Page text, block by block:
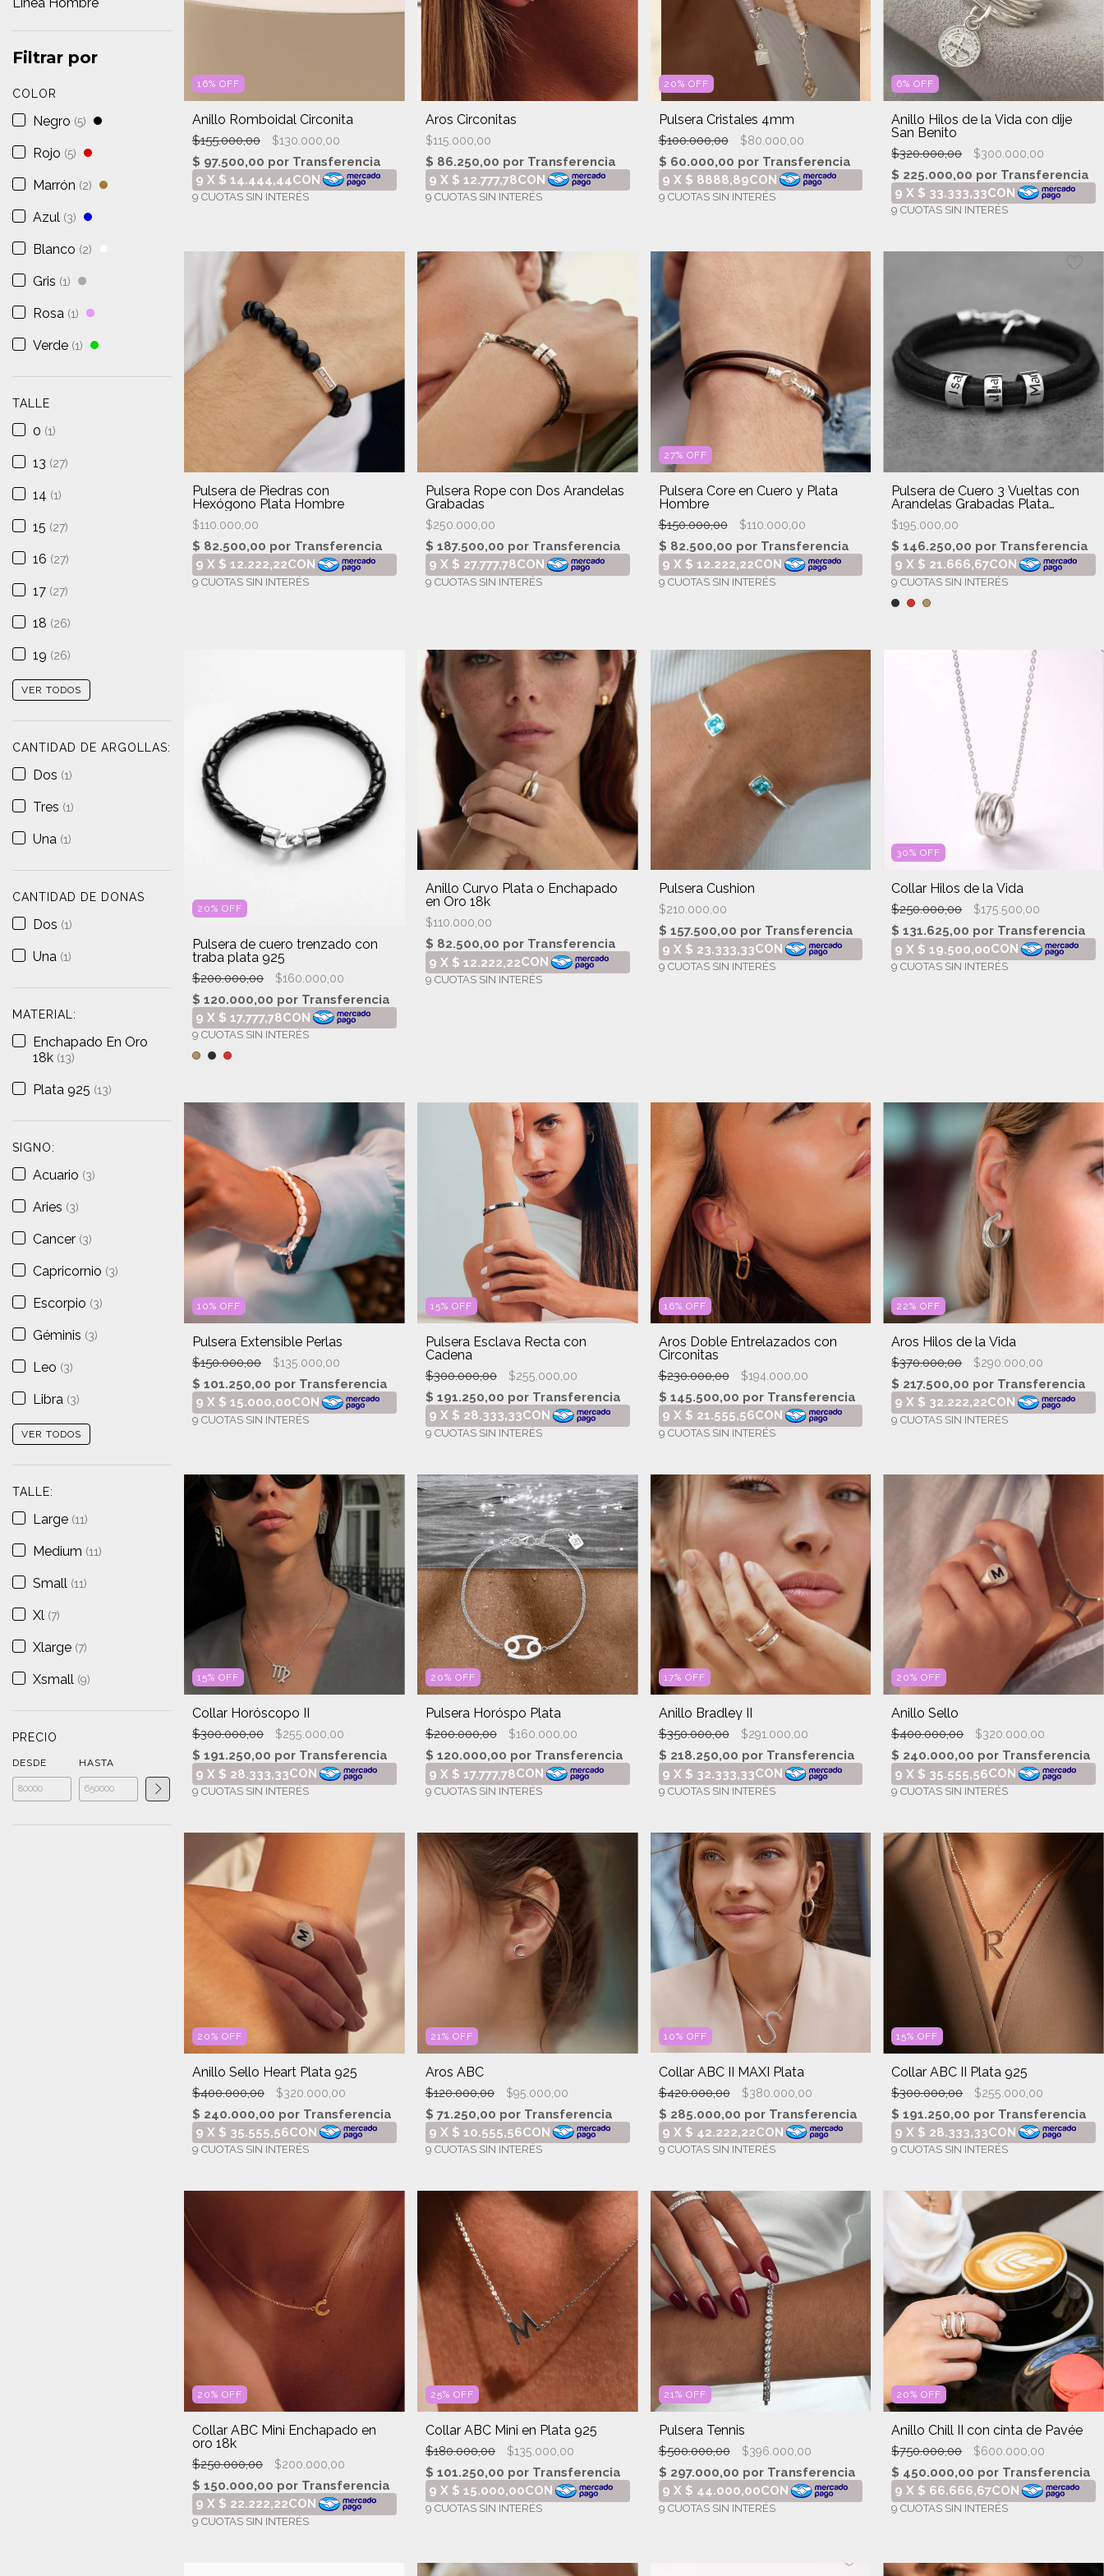
Filtrar por
COLOR
Negro (5)
Rojo (5)
Marrón (2)
Azul (3)
Blanco (2)
Gris (1)
Rosa (1)
Verde (1)
TALLE
0 (1)
13 (27)
14 (1)
15 (27)
16 (27)
17 (27)
18 (26)
19 (26)
VER TODOS
CANTIDAD DE ARGOLLAS:
Dos (1)
Tres (1)
Una (1)
CANTIDAD DE DONAS
Dos (1)
Una (1)
MATERIAL:
Enchapado En Oro
18k (13)
Plata 925 (13)
SIGNO:
Acuario (3)
Aries (3)
Cancer (3)
Capricornio (3)
Escorpio (3)
Géminis (3)
Leo (3)
Libra (3)
VER TODOS
TALLE:
Large (11)
Medium (11)
Small (11)
Xl (7)
Xlarge (7)
Xsmall (9)
PRECIO
DESDE HASTA
16% OFF
Anillo Romboidal Circonita
$155.000,00 $130.000,00
Aros Circonitas
$115.000,00
20% OFF
Pulsera Cristales 4mm
$100.000,00 $80.000,00
6%OFF
Anillo Hilos de la Vida con dije
San Benito
$320.000,00 $300.000,00
Pulsera de Piedras con
Hexógono Plata Hombre
$110.000,00
Pulsera Rope con Dos Arandelas
Grabadas
$250.000,00
27% OFF
Pulsera Core en Cuero y Plata
Hombre
$150.000,00 $110.000,00
Pulsera de Cuero 3 Vueltas con
Arandelas Grabadas Plata
Hombre
$195.000,00
20% OFF
Pulsera de cuero trenzado con
traba plata 925
$200.000,00 $160.000,00
Anillo Curvo Plata o Enchapado
en Oro 18k
$110.000,00
Pulsera Cushion
$210.000,00
30%OFF
Collar Hilos de la Vida
$250.000,00 $175.500,00
10% OFF
Pulsera Extensible Perlas
$150.000,00 $135.000,00
15% OFF
Pulsera Esclava Recta con
Cadena
$300.000,00 $255.000,00
16% OFF
Aros Doble Entrelazados con
Circonitas
$230.000,00 $194.000,00
22%OFF
Aros Hilos de la Vida
$370.000,00 $290.000,00
15% OFF
Collar Horóscopo II
$300.000,00 $255.000,00
20% OFF
Pulsera Horóspo Plata
$200.000,00 $160.000,00
17% OFF
Anillo Bradley II
$350.000,00 $291.000,00
20%OFF
Anillo Sello
$400.000,00 $320.000,00
20% OFF
Anillo Sello Heart Plata 925
$400.000,00 $320.000,00
21 % OFF
Aros ABC
$120.000,00 $95.000,00
10% OFF
Collar ABC II MAXI Plata
$420.000,00 $380.000,00
15%OFF
Collar ABC II Plata 925
$300.000,00 $255.000,00
20% OFF
Collar ABC Mini Enchapado en
oro 18k
$250.000,00 $200.000,00
25% OFF
Collar ABC Mini en Plata 925
$180.000,00 $135.000,00
21% OFF
Pulsera Tennis
$500.000,00 $396.000,00
20%OFF
Anillo Chill II con cinta de Pavée
$750.000,00 $600.000,00